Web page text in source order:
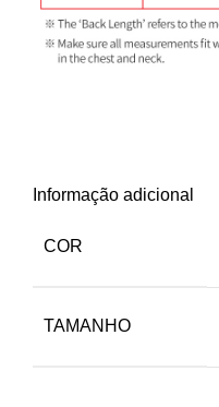
Informação adicional
COR
TAMANHO